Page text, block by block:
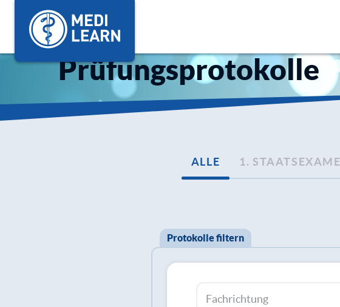
Prüfungsprotokolle
ALLE 1.
Fachrichtung